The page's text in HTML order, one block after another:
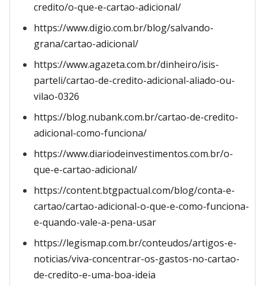
credito/o-que-e-cartao-adicional/
https://www.digio.com.br/blog/salvando-
grana/cartao-adicional/
https://www.agazeta.com.br/dinheiro/isis-
parteli/cartao-de-credito-adicional-aliado-ou-
vilao-0326
https://blog.nubank.com.br/cartao-de-credito-
adicional-como-funciona/
https://www.diariodeinvestimentos.com.br/o-
que-e-cartao-adicional/
https://content.btgpactual.com/blog/conta-e-
cartao/cartao-adicional-o-que-e-como-funciona-
e-quando-vale-a-pena-usar
https://legismap.com.br/conteudos/artigos-e-
noticias/viva-concentrar-os-gastos-no-cartao-
de-credito-e-uma-boa-ideia